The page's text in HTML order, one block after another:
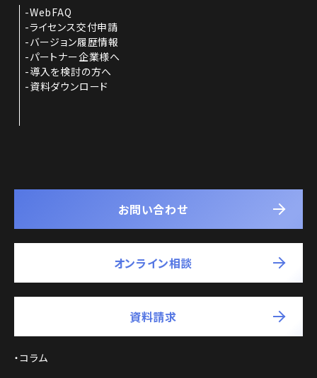
WebFAQ
ライセンス交付申請
バージョン履歴情報
パートナー企業様へ
導入を検討の方へ
資料ダウンロード
お問い合わせ
オンライン相談
資料請求
コラム